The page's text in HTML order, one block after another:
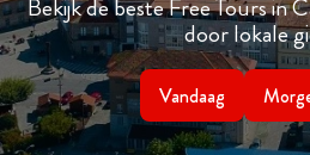
Bekijk de beste Free Tours in
door lokale
Vandaag